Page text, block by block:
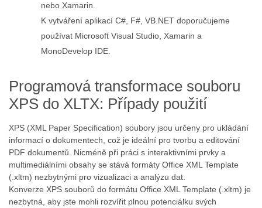
nebo Xamarin.
K vytváření aplikací C#, F#, VB.NET doporučujeme
používat Microsoft Visual Studio, Xamarin a
MonoDevelop IDE.
Programová transformace souboru
XPS do XLTX: Případy použití
XPS (XML Paper Specification) soubory jsou určeny pro ukládání
informací o dokumentech, což je ideální pro tvorbu a editování
PDF dokumentů. Nicméně při práci s interaktivními prvky a
multimediálními obsahy se stává formáty Office XML Template
(.xltm) nezbytnými pro vizualizaci a analýzu dat.
Konverze XPS souborů do formátu Office XML Template (.xltm) je
nezbytná, aby jste mohli rozvířit plnou potenciálku svých